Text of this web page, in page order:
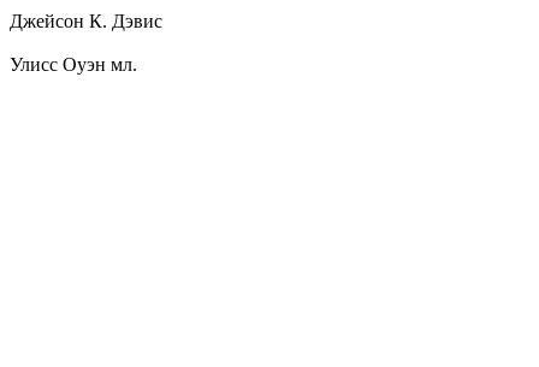
Джейсон К. Дэвис
Улисс Оуэн мл.